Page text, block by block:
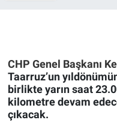
CHP Genel Başkanı
Taarruz’un
birlikte yarın saat
kilometre devam
çıkacak.
Gün Bitiyor
Gün Ortası